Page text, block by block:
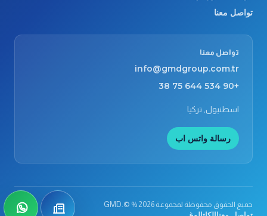
تواصل معنا
تواصل معنا
info@gmdgroup.com.tr
+90 534 644 75 38
اسطنبول, تركيا
رسالة واتس اب
جميع الحقوق محفوظة لمجموعة GMD.© % 2026 كُن أحد الموزيعن